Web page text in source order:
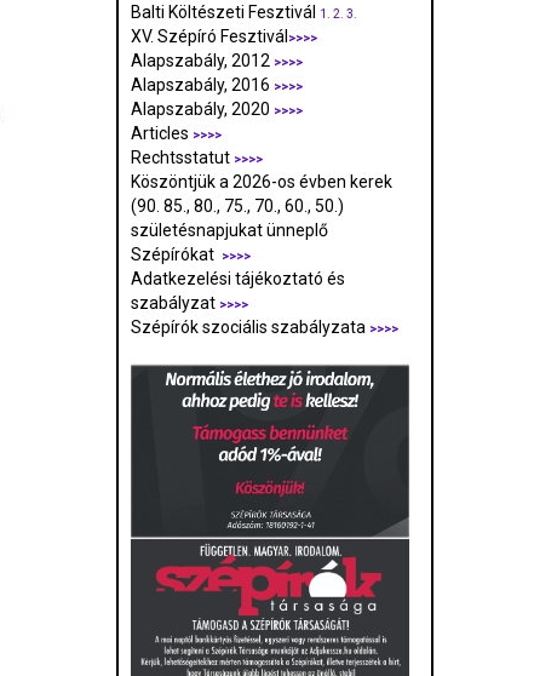
Balti Költészeti Fesztivál 1. 2. 3.
XV. Szépíró Fesztivál >>>>
Alapszabály, 2012 >>>>
Alapszabály, 2016 >>>>
Alapszabály, 2020 >>>>
Articles >>>>
Rechtsstatut >>>>
Köszöntjük a 2026-os évben kerek
(90. 85., 80., 75., 70., 60., 50.)
születésnapjukat ünneplő
Szépírókat
>>>>
Adatkezelési tájékoztató és
szabályzat >>>>
Szépírók szociális szabályzata >>>>